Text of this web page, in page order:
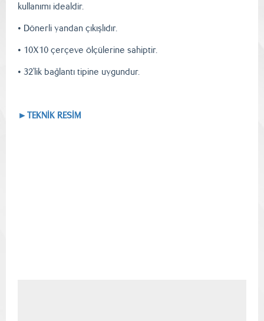
kullanımı idealdir.
• Dönerli yandan çıkışlıdır.
• 10X10 çerçeve ölçülerine sahiptir.
• 32'lik bağlantı tipine uygundur.
►TEKNİK RESİM